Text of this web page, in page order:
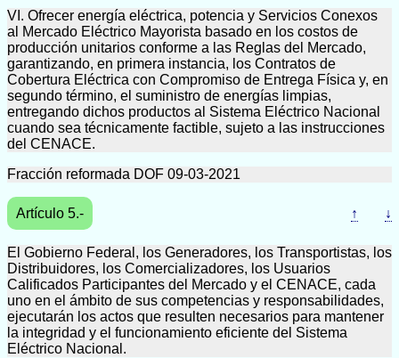
VI. Ofrecer energía eléctrica, potencia y Servicios Conexos
al Mercado Eléctrico Mayorista basado en los costos de
producción unitarios conforme a las Reglas del Mercado,
garantizando, en primera instancia, los Contratos de
Cobertura Eléctrica con Compromiso de Entrega Física y, en
segundo término, el suministro de energías limpias,
entregando dichos productos al Sistema Eléctrico Nacional
cuando sea técnicamente factible, sujeto a las instrucciones
del CENACE.
Fracción reformada DOF 09-03-2021
Artículo 5.- ↑ ↓
El Gobierno Federal, los Generadores, los Transportistas, los
Distribuidores, los Comercializadores, los Usuarios
Calificados Participantes del Mercado y el CENACE, cada
uno en el ámbito de sus competencias y responsabilidades,
ejecutarán los actos que resulten necesarios para mantener
la integridad y el funcionamiento eficiente del Sistema
Eléctrico Nacional.